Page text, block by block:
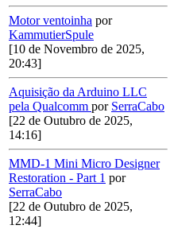
Motor ventoinha por
KammutierSpule
[10 de Novembro de 2025,
20:43]
Aquisição da Arduino LLC
pela Qualcomm por SerraCabo
[22 de Outubro de 2025,
14:16]
MMD-1 Mini Micro Designer
Restoration - Part 1 por
SerraCabo
[22 de Outubro de 2025,
12:44]